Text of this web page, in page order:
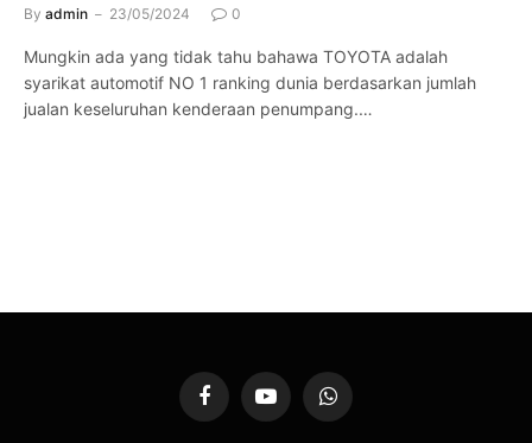
By admin 23/05/2024 0
Mungkin ada yang tidak tahu bahawa TOYOTA adalah
syarikat automotif NO 1 ranking dunia berdasarkan jumlah
jualan keseluruhan kenderaan penumpang.…
FacebookYouTubeWhatsApp